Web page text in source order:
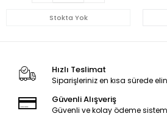
Stokta Yok
Hızlı Teslimat
Siparişleriniz en kısa sürede
Güvenli Alışveriş
Güvenli ve kolay ödeme